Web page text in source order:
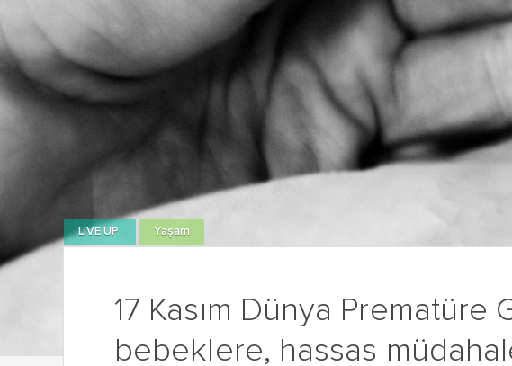
17 Kasım Dünya Prematüre
bebeklere, hassas
LIVE UP Yaşam